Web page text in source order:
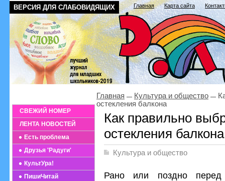
ВЕРСИЯ ДЛЯ СЛАБОВИДЯЩИХ Главная Карта сайта
СВЕЖИЙ НОМЕР
ЛЕНТА НОВОСТЕЙ
Есть проблема
Друзья 'Радуги'
КультУра!
ПишиЧитай
Главная Культура и общество
остекления балкона
Как правильно
остекления балкона
Культура и общество
Рано или поздно